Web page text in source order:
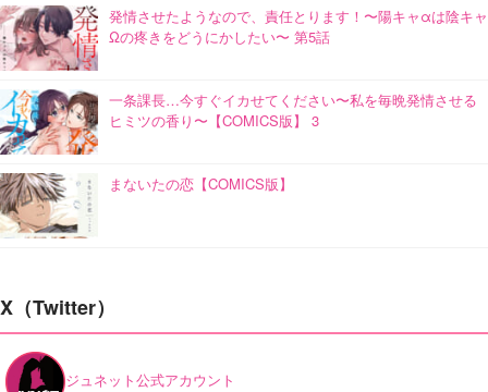
発情させたようなので、責任とります！〜陽キャαは陰キャ
Ωの疼きをどうにかしたい〜 第5話
一条課長…今すぐイカせてください〜私を毎晩発情させる
ヒミツの香り〜【COMICS版】 3
まないたの恋【COMICS版】
X（Twitter）
ジュネット公式アカウント